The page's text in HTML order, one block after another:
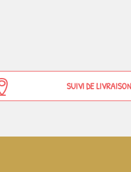
SUIVI DE LIVRAISON